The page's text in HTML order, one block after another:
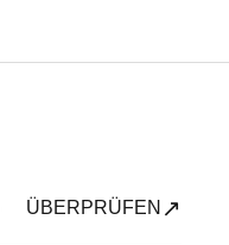
ÜBERPRÜFEN ↗